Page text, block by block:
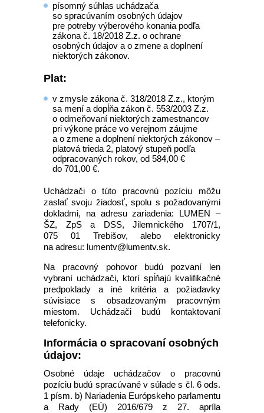
písomný súhlas uchádzača
so spracúvaním osobných údajov
pre potreby výberového konania podľa
zákona č. 18/2018 Z.z. o ochrane
osobných údajov a o zmene a doplnení
niektorých zákonov.
Plat:
v zmysle zákona č. 318/2018 Z.z., ktorým
sa mení a dopĺňa zákon č. 553/2003 Z.z.
o odmeňovaní niektorých zamestnancov
pri výkone práce vo verejnom záujme
a o zmene a doplnení niektorých zákonov –
platová trieda 2, platový stupeň podľa
odpracovaných rokov, od 584,00 €
do 701,00 €.
Uchádzači o túto pracovnú pozíciu môžu
zaslať svoju žiadosť, spolu s požadovanými
dokladmi, na adresu zariadenia: LUMEN –
ŠZ, ZpS a DSS, Jilemnického 1707/1,
075 01 Trebišov, alebo elektronicky
na adresu: lumentv@lumentv.sk.
Na pracovný pohovor budú pozvaní len
vybraní uchádzači, ktorí spĺňajú kvalifikačné
predpoklady a iné kritéria a požiadavky
súvisiace s obsadzovaným pracovným
miestom. Uchádzači budú kontaktovaní
telefonicky.
Informácia o spracovaní osobných
údajov:
Osobné údaje uchádzačov o pracovnú
pozíciu budú spracúvané v súlade s čl. 6 ods.
1 písm. b) Nariadenia Európskeho parlamentu
a Rady (EÚ) 2016/679 z 27. apríla